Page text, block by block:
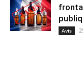
Avis